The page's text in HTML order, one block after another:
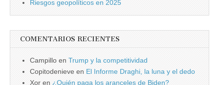
Riesgos geopolíticos en 2025
COMENTARIOS RECIENTES
Campillo en Trump y la competitividad
Copitodenieve en El Informe Draghi, la luna y el dedo
Xor en ¿Quién paga los aranceles de Biden?